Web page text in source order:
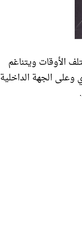
الأوقات ويتناغم
الجهة الداخلية